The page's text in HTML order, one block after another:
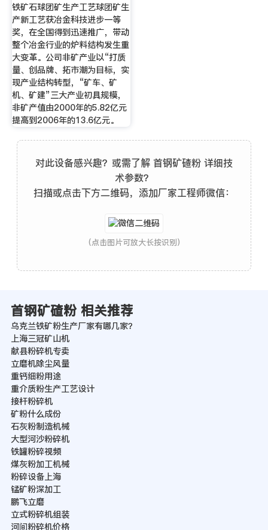
铁矿石球团矿生产工艺球团矿生
产新工艺获冶金科技进步一等
奖，在全国得到迅速推广，带动
整个冶金行业的炉料结构发生重
大变革。公司非矿产业以“打质
量、创品牌、拓市潮为目标，实
现产业结构转型，“矿车、矿
机、矿建”三大产业初具规模，
非矿产值由2000年的5.82亿元
提高到2006年的13.6亿元。
对此设备感兴趣？或需了解 首钢矿碴粉 详细技
术参数？
扫描或点击下方二维码，添加厂家工程师微信：
(点击图片可放大长按识别)
首钢矿碴粉 相关推荐
乌克兰铁矿粉生产厂家有哪几家？
上海三冠矿山机
献县粉碎机专卖
立磨机除尘风量
重钙细粉用途
重介质粉生产工艺设计
接杆粉碎机
矿粉什么成份
石灰粉制造机械
大型河沙粉碎机
铁罐粉碎视频
煤灰粉加工机械
粉碎设备上海
锰矿粉深加工
鹏飞立磨
立式粉碎机组装
河间粉碎机价格